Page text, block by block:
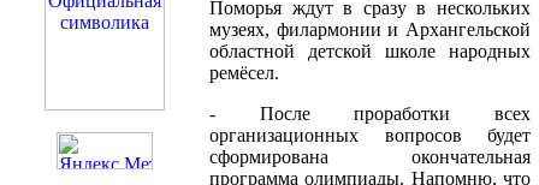
Поморья ждут в сразу в нескольких
музеях, филармонии и Архангельской
областной детской школе народных
ремёсел.
- После проработки всех
организационных вопросов будет
сформирована окончательная
программа олимпиады. Напомню, что